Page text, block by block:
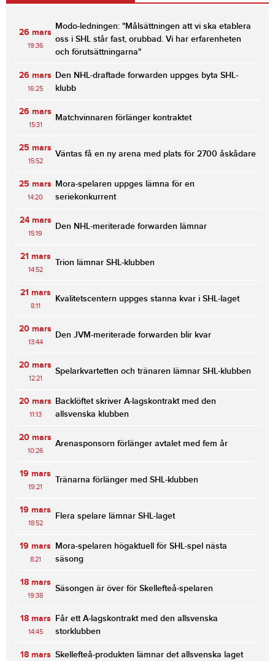
26 mars
19:36
Modo-ledningen: "Målsättningen att vi ska etablera
oss i SHL står fast, orubbad. Vi har erfarenheten
och förutsättningarna"
26 mars
16:25
Den NHL-draftade forwarden uppges byta SHL-
klubb
26 mars
15:31
Matchvinnaren förlänger kontraktet
25 mars
15:52
Väntas få en ny arena med plats för 2700 åskådare
25 mars
14:20
Mora-spelaren uppges lämna för en
seriekonkurrent
24 mars
15:19
Den NHL-meriterade forwarden lämnar
21 mars
14:52
Trion lämnar SHL-klubben
21 mars
8:11
Kvalitetscentern uppges stanna kvar i SHL-laget
20 mars
13:44
Den JVM-meriterade forwarden blir kvar
20 mars
12:21
Spelarkvartetten och tränaren lämnar SHL-klubben
20 mars
11:13
Backlöftet skriver A-lagskontrakt med den
allsvenska klubben
20 mars
10:26
Arenasponsorn förlänger avtalet med fem år
19 mars
19:21
Tränarna förlänger med SHL-klubben
19 mars
18:52
Flera spelare lämnar SHL-laget
19 mars
8:21
Mora-spelaren högaktuell för SHL-spel nästa
säsong
18 mars
19:38
Säsongen är över för Skellefteå-spelaren
18 mars
14:45
Får ett A-lagskontrakt med den allsvenska
storklubben
18 mars Skellefteå-produkten lämnar det allsvenska laget